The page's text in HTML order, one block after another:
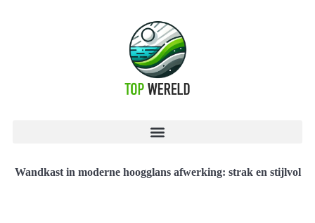
Wandkast in moderne hoogglans afwerking: strak en stijlvol